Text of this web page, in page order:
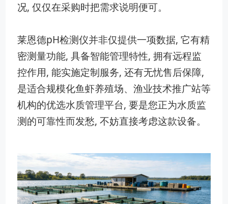
况, 仅仅在采购时把需求说明便可。
莱恩德pH检测仪并非仅‍提⁠供一项数据, 它有精
密测量功能, 具备智能管理特性, 拥有远程监
控作用, 能实⁠施定制服务, 还有⁠无忧售后⁠保障,
是适合规模化鱼虾养殖场、‌渔业技术推广​站等
机构的优选水​质管理‍平台, 要是您​正为水质​监
测的可‍靠性而发愁, 不妨直接‌考虑这款设备。